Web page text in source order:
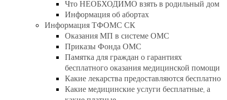
Что НЕОБХОДИМО взять в родильный дом
Информация об абортах
Информация ТФОМС СК
Оказания МП в системе ОМС
Приказы Фонда ОМС
Памятка для граждан о гарантиях
бесплатного оказания медицинской помощи
Какие лекарства предоставляются бесплатно
Какие медицинские услуги бесплатные, а